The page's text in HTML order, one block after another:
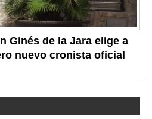
Ginés de la Jara elige a
nuevo cronista oficial